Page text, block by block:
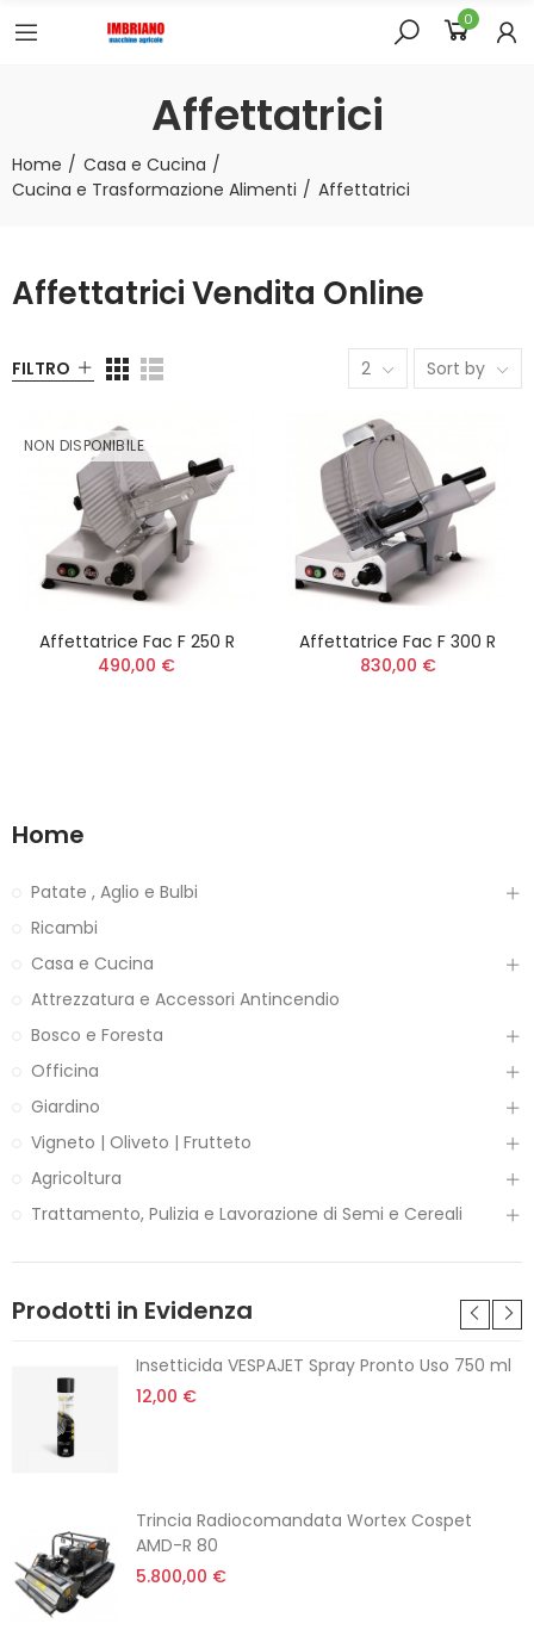
0
Affettatrici
Home
Casa e Cucina
Cucina e Trasformazione Alimenti
Affettatrici
Affettatrici Vendita Online
FILTRO 2 Sort by
NON DISPONIBILE
Affettatrice Fac F 250 R
490,00 €
Affettatrice Fac F 300 R
830,00 €
Home
Patate , Aglio e Bulbi
Ricambi
Casa e Cucina
Attrezzatura e Accessori Antincendio
Bosco e Foresta
Officina
Giardino
Vigneto | Oliveto | Frutteto
Agricoltura
Trattamento, Pulizia e Lavorazione di Semi e Cereali
Prodotti in Evidenza
Insetticida VESPAJET Spray Pronto Uso 750 ml
12,00 €
Trincia Radiocomandata Wortex Cospet
AMD-R 80
5.800,00 €